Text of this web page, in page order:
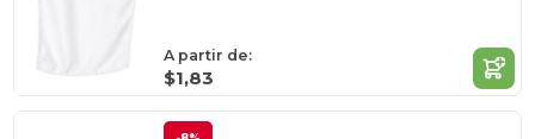
A partir de:
$1,83